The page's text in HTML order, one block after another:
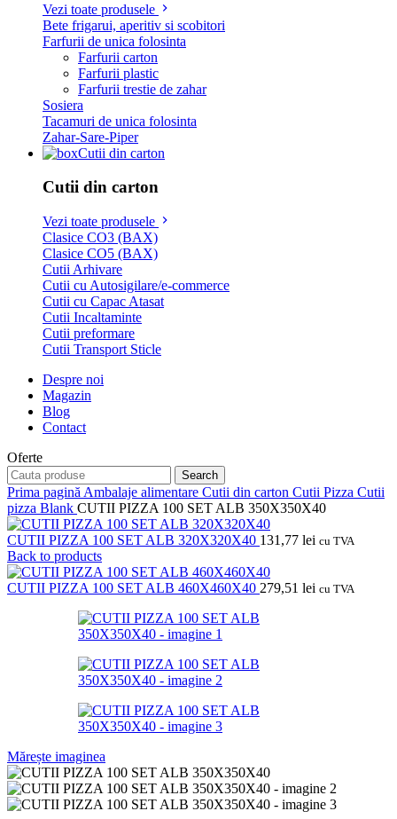
Vezi toate produsele
Bete frigarui, aperitiv si scobitori
Farfurii de unica folosinta
Farfurii carton
Farfurii plastic
Farfurii trestie de zahar
Sosiera
Tacamuri de unica folosinta
Zahar-Sare-Piper
Cutii din carton
Cutii din carton
Vezi toate produsele
Clasice CO3 (BAX)
Clasice CO5 (BAX)
Cutii Arhivare
Cutii cu Autosigilare/e-commerce
Cutii cu Capac Atasat
Cutii Incaltaminte
Cutii preformare
Cutii Transport Sticle
Despre noi
Magazin
Blog
Contact
Oferte
Search
Prima pagină Ambalaje alimentare Cutii din carton Cutii Pizza Cutii
pizza Blank CUTII PIZZA 100 SET ALB 350X350X40
CUTII PIZZA 100 SET ALB 320X320X40 131,77 lei cu TVA
Back to products
CUTII PIZZA 100 SET ALB 460X460X40 279,51 lei cu TVA
Mărește imaginea